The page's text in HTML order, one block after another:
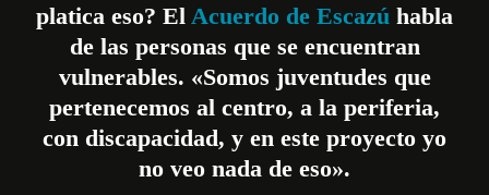
platica eso? El Acuerdo de Escazú habla
de las personas que se encuentran
vulnerables. «Somos juventudes que
pertenecemos al centro, a la periferia,
con discapacidad, y en este proyecto yo
no veo nada de eso».